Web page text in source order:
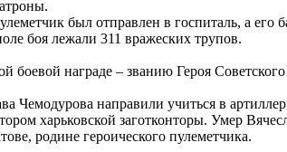
был отправлен в госпиталь, а
боя лежали 311 вражеских трупов.
боевой награде – званию Героя
Чемодурова направили учиться в
харьковской заготконторы. Умер
родине героического пулеметчика.